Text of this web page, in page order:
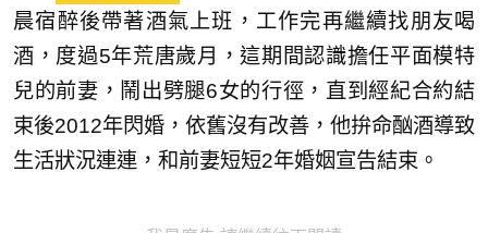
晨宿醉後帶著酒氣上班，工作完再繼續找朋友喝
酒，度過5年荒唐歲月，這期間認識擔任平面模特
兒的前妻，鬧出劈腿6女的行徑，直到經紀合約結
束後2012年閃婚，依舊沒有改善，他拚命酗酒導致
生活狀況連連，和前妻短短2年婚姻宣告結束。